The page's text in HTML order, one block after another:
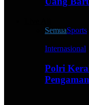
SemuaSports
Internasional
Polri